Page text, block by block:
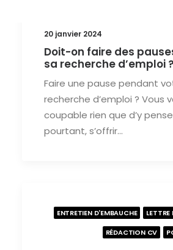
20 janvier 2024
Doit-on faire des
sa recherche d’emploi ?
Faire une pause pendant
recherche d’emploi ? Vous
coupable rien que d’y
pourtant, s’offrir…
ENTRETIEN D'EMBAUCHE
RÉDACTION CV